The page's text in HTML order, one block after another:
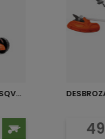
CORTACESPED LC 151S HUSQVARNA